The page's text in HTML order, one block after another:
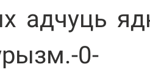
адчуць
0-